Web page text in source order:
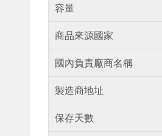
容量
商品來源國家
國內負責廠商名稱
製造商地址
保存天數